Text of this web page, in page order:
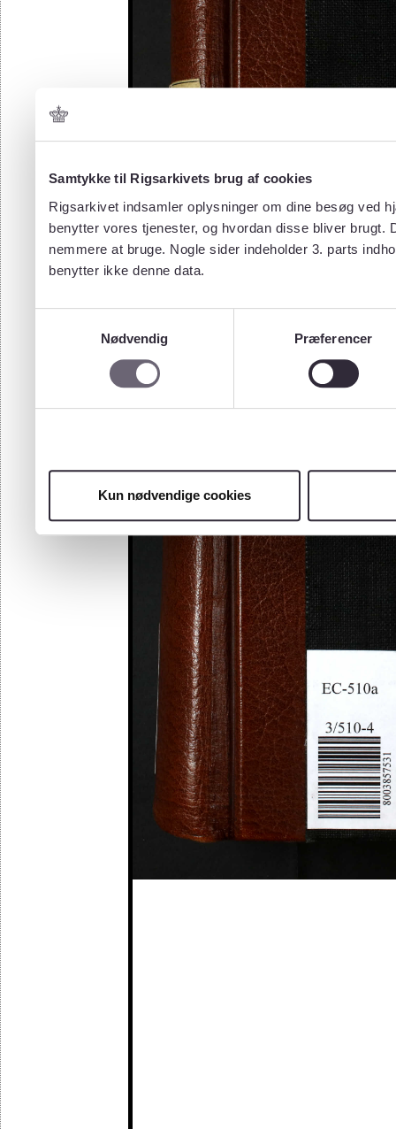
Samtykke til Rigsarkivets brug af cookies
Rigsarkivet indsamler oplysninger om dine besøg ved
benytter vores tjenester, og hvordan disse bliver
nemmere at bruge. Nogle sider indeholder 3. parts
benytter ikke denne data.
Nødvendig
Præferencer
Kun nødvendige cookies